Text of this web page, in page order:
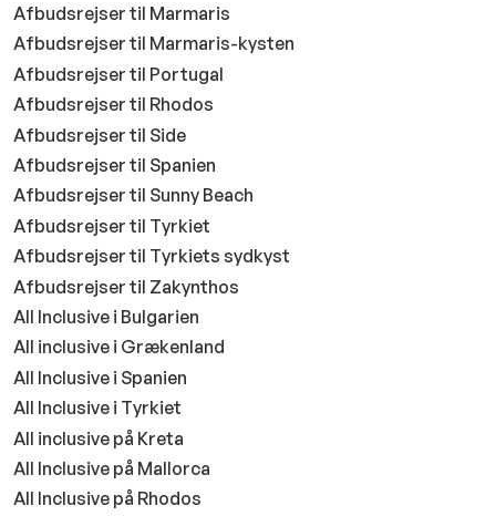
Afbudsrejser til Marmaris
Afbudsrejser til Marmaris-kysten
Afbudsrejser til Portugal
Afbudsrejser til Rhodos
Afbudsrejser til Side
Afbudsrejser til Spanien
Afbudsrejser til Sunny Beach
Afbudsrejser til Tyrkiet
Afbudsrejser til Tyrkiets sydkyst
Afbudsrejser til Zakynthos
All Inclusive i Bulgarien
All inclusive i Grækenland
All Inclusive i Spanien
All Inclusive i Tyrkiet
All inclusive på Kreta
All Inclusive på Mallorca
All Inclusive på Rhodos